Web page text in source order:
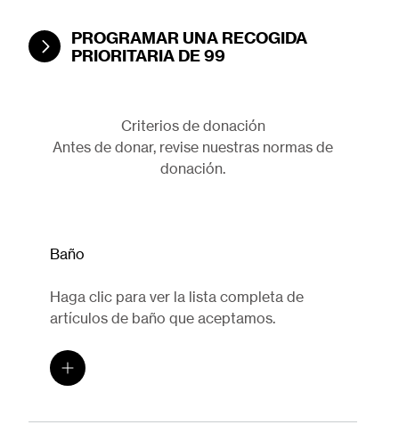
PROGRAMAR UNA RECOGIDA
PRIORITARIA DE 99
Criterios de donación
Antes de donar, revise nuestras normas de
donación.
Baño
Haga clic para ver la lista completa de
artículos de baño que aceptamos.